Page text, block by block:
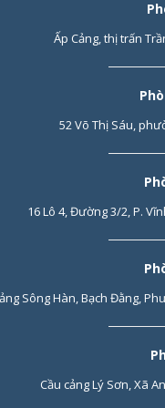
Ấp Cảng, thị trấn
52 Võ Thị Sáu,
16 Lô 4, Đường 3/2, P.
Sông Hàn, Bạch Đằng,
Cầu cảng Lý Sơn, Xã